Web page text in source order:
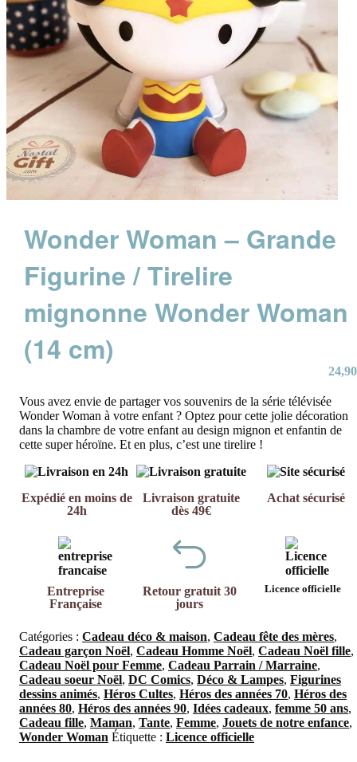
Wonder Woman – Grande
Figurine / Tirelire
mignonne Wonder Woman
(14 cm)
24,90
Vous avez envie de partager vos souvenirs de la série télévisée
Wonder Woman à votre enfant ? Optez pour cette jolie décoration
dans la chambre de votre enfant au design mignon et enfantin de
cette super héroïne. Et en plus, c’est une tirelire !
Expédié en moins de
24h
Livraison gratuite
dès 49€
Achat sécurisé
Entreprise
Française
Retour gratuit 30
jours
Licence officielle
Catégories : Cadeau déco & maison, Cadeau fête des mères,
Cadeau garçon Noël, Cadeau Homme Noël, Cadeau Noël fille,
Cadeau Noël pour Femme, Cadeau Parrain / Marraine,
Cadeau soeur Noël, DC Comics, Déco & Lampes, Figurines
dessins animés, Héros Cultes, Héros des années 70, Héros des
années 80, Héros des années 90, Idées cadeaux, femme 50 ans,
Cadeau fille, Maman, Tante, Femme, Jouets de notre enfance,
Wonder Woman Étiquette : Licence officielle